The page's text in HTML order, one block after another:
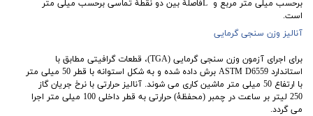
برحسب میلی متر مربع و Lفاصلۀ بین دو نقطۀ تماسی برحسب میلی متر
است.
آنالیز وزن سنجی گرمایی
برای اجرای آزمون وزن سنجی گرمایی (TGA)، قطعات گرافیتی مطابق با
استاندارد ASTM D6559 برش داده شده و به شکل استوانه با قطر 50 میلی متر
با ارتفاع 50 میلی متر ماشین کاری می شوند. آنالیز حرارتی با نرخ جریان گاز
250 لیتر بر ساعت در چمبر (محفظۀ) حرارتی به قطر داخلی 100 میلی متر اجرا
می گردد.